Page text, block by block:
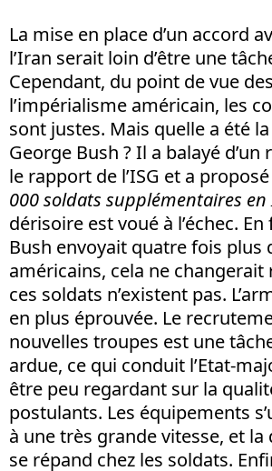
La mise en place d’un accord
l’Iran serait loin d’être une
Cependant, du point de vue
l’impérialisme américain, les
sont justes. Mais quelle a été
George Bush ? Il a balayé d’un
le rapport de l’ISG et a proposé
000 soldats supplémentaires
dérisoire est voué à l’échec.
Bush envoyait quatre fois plus
américains, cela ne changerait
ces soldats n’existent pas.
en plus éprouvée. Le
nouvelles troupes est une
ardue, ce qui conduit l’Etat-
être peu regardant sur la
postulants. Les équipements
à une très grande vitesse, et
se répand chez les soldats.